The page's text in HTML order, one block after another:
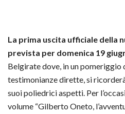
La prima uscita ufficiale della
prevista per domenica 19
Belgirate dove, in un pomeriggio
testimonianze dirette, si
suoi poliedrici aspetti. Per
volume “Gilberto Oneto,